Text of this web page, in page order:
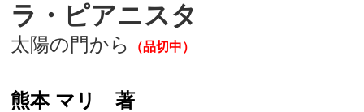
ラ・ピアニスタ
太陽の門から （品切中）
熊本 マリ 著